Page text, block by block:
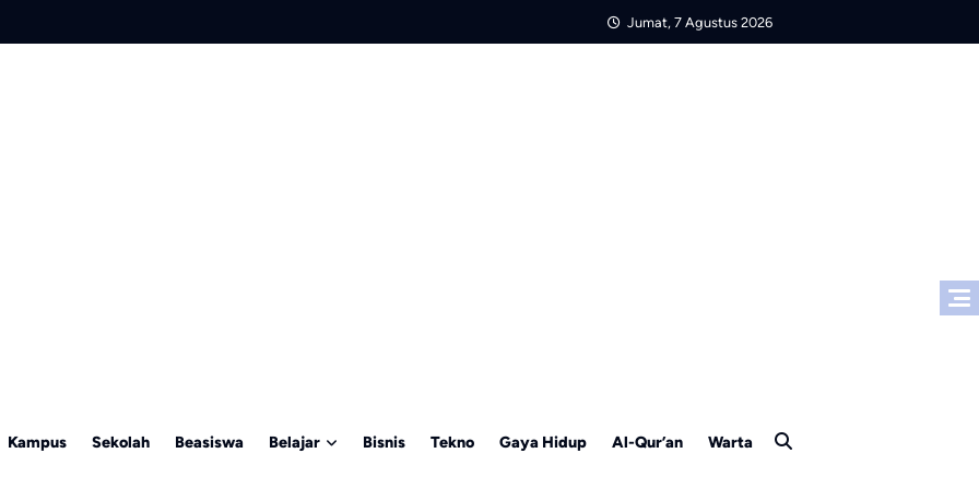
Jumat, 7 Agustus 2026
Kampus Sekolah Beasiswa Belajar Bisnis Tekno Gaya Hidup Al-Qur’an Warta